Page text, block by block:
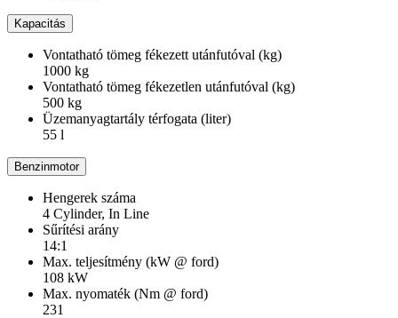
Kapacitás
Vontatható tömeg fékezett utánfutóval (kg)
1000 kg
Vontatható tömeg fékezetlen utánfutóval (kg)
500 kg
Üzemanyagtartály térfogata (liter)
55 l
Benzinmotor
Hengerek száma
4 Cylinder, In Line
Sűrítési arány
14:1
Max. teljesítmény (kW @ ford)
108 kW
Max. nyomaték (Nm @ ford)
231